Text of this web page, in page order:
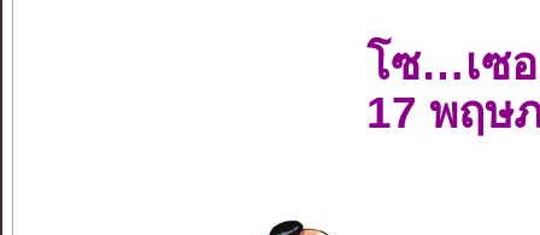
โซ…เซอ
17 พฤษ